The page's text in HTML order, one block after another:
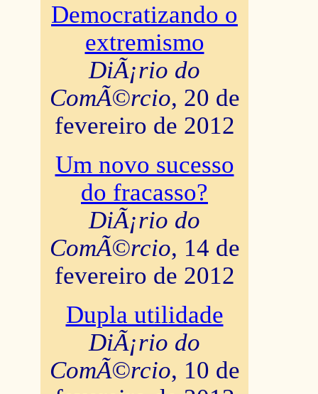
Democratizando o
extremismo
DiÃ¡rio do
ComÃ©rcio, 20 de
fevereiro de 2012
Um novo sucesso
do fracasso?
DiÃ¡rio do
ComÃ©rcio, 14 de
fevereiro de 2012
Dupla utilidade
DiÃ¡rio do
ComÃ©rcio, 10 de